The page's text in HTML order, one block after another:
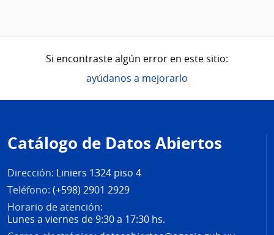
Si encontraste algún error en este sitio:
ayúdanos a mejorarlo
de
página
Catálogo de Datos Abiertos
Dirección: Liniers 1324 piso 4
Teléfono: (+598) 2901 2929
Horario de atención:
Lunes a viernes de 9:30 a 17:30 hs.